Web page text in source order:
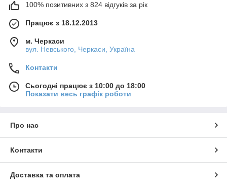
100% позитивних з 824 відгуків за рік
Працює з 18.12.2013
м. Черкаси
вул. Невського, Черкаси, Україна
Контакти
Сьогодні працює з 10:00 до 18:00
Показати весь графік роботи
Про нас
Контакти
Доставка та оплата